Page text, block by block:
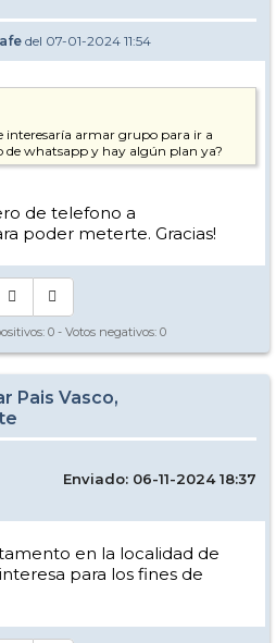
del 07-01-2024 11:54
interesaría armar grupo para ir a
de whatsapp y hay algún plan ya?
de telefono a
poder meterte. Gracias!
0 - Votos negativos: 0
Pais Vasco,
Enviado: 06-11-2024 18:37
en la localidad de
para los fines de